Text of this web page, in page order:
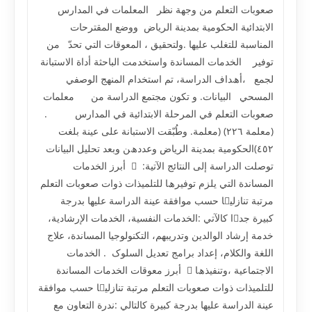
ﺻﻌﻮﺑﺎت اﻟﺘﻌﻠﻢ ﻣﻦ وﺟﮭﺔ ﻧﻈﺮ اﻟﻤﻌﻠﻤﺎت ﻓﻲ اﻟﻤﺪارس
اﻻﺑﺘﺪاﺋﯿﺔ اﻟﺤﻜﻮﻣﯿﺔ ﺑﻤﺪﯾﻨﺔ اﻟﺮﯾﺎض ووﺿﻊ اﻟﻤﻘﺘﺮﺣﺎت
اﻟﻤﻨﺎﺳﺒﺔ ﻟﻠﺘﻐﻠﺐ ﻋﻠﯿﮭﺎ .وﻟﺘﺤﻘﯿﻖ ، اﻟﻤﻌﻮﻗﺎت اﻟﺘﻲ ﺗﺤﺪّ ﻣﻦ
ﺗﻮﻓﯿﺮ اﻟﺨﺪﻣﺎت اﻟﻤﺴﺎﻧﺪة واﺳﺘﺨﺪﻣﺖ اﻟﺒﺎﺣﺜﺔ أداة اﻻﺳﺘﺒﺎﻧﺔ
ﻟﺠﻤﻊ ،أھﺪاف اﻟﺪراﺳﺔ، ﺗﻢ اﺳﺘﺨﺪام اﻟﻤﻨﮭﺞ اﻟﻮﺻﻔﻲ
اﻟﻤﺴﺤﻲ اﻟﺒﯿﺎﻧﺎت. و ﺗﻜﻮن ﻣﺠﺘﻤﻊ اﻟﺪراﺳﺔ ﻣﻦ ﻣﻌﻠﻤﺎت
ﺻﻌﻮﺑﺎت اﻟﺘﻌﻠﻢ ﻓﻲ اﻟﻤﺮﺣﻠﺔ اﻻﺑﺘﺪاﺋﯿﺔ ﻓﻲ اﻟﻤﺪارس .
(ﻣﻌﻠﻤﺔ ٢٢٦) (ﻣﻌﻠﻤﺔ. وﻃُﺒّﻘﺖ اﻻﺳﺘﺒﺎﻧﺔ ﻋﻠﻰ ﻋﯿﻨﺔ ﺑﻠﻐﺖ
٤٥٢)اﻟﺤﻜﻮﻣﯿﺔ ﺑﻤﺪﯾﻨﺔ اﻟﺮﯾﺎض وﻋﺪدھﻦ وﺑﻌﺪ ﺗﺤﻠﯿﻞ اﻟﺒﯿﺎﻧﺎت
ﺗﻮﺻﻠﺖ اﻟﺪراﺳﺔ إﻟﻰ اﻟﻨﺘﺎﺋﺞ اﻵﺗﯿﺔ:  أﺑﺮز اﻟﺨﺪﻣﺎت
اﻟﻤﺴﺎﻧﺪة اﻟﺘﻲ ﯾﻠﺰم ﺗﻮﻓﯿﺮھﺎ ﻟﻠﺘﻠﻤﯿﺬات ذوات ﺻﻌﻮﺑﺎت اﻟﺘﻌﻠﻢ
ﻣﺮﺗﺒﺔ ﺗﻨﺎزﻟﯿﺎ ﺣﺴﺐ ﻣﻮاﻓﻘﺔ ﻋﯿﻨﺔ اﻟﺪراﺳﺔ ﻋﻠﯿﮭﺎ ﺑﺪرﺟﺔ
ﻛﺒﯿﺮة ﺟﺪا ﻛﺎﻵﺗﻲ :اﻟﺨﺪﻣﺎت اﻟﻨﻔﺴﯿﺔ، اﻟﺨﺪﻣﺎت اﻹرﺷﺎدﯾﺔ،
ﺧﺪﻣﺔ إرﺷﺎد اﻟﻮاﻟﺪﯾﻦ وﺗﺪرﯾﺒﮭﻢ، اﻟﺘﻜﻨﻮﻟﻮﺟﯿﺎ اﻟﻤﺴﺎﻧﺪة، ﻋﻼج
اﻟﻠﻐﺔ واﻟﻜﻼم، إﻋﺪاد ﺑﺮاﻣﺞ ﺗﻌﺪﯾﻞ اﻟﺴﻠﻮک . اﻟﺨﺪﻣﺎت
اﻻﺟﺘﻤﺎﻋﯿﺔ ،وﺗﻨﻔﯿﺬھﺎ  أﺑﺮز ﻣﻌﻮﻗﺎت اﻟﺨﺪﻣﺎت اﻟﻤﺴﺎﻧﺪة
ﻟﻠﺘﻠﻤﯿﺬات ذوات ﺻﻌﻮﺑﺎت اﻟﺘﻌﻠﻢ ﻣﺮﺗﺒﺔ ﺗﻨﺎزﻟﯿﺎ ﺣﺴﺐ ﻣﻮاﻓﻘﺔ
ﻋﯿﻨﺔ اﻟﺪراﺳﺔ ﻋﻠﯿﮭﺎ ﺑﺪرﺟﺔ ﻛﺒﯿﺮة ﻛﺎﻟﺘﺎﻟﻲ :ﻧﺪرة اﻟﺘﻌﺎون ﻣﻊ